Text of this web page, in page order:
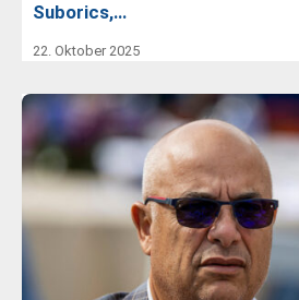
Suborics,…
22. Oktober 2025